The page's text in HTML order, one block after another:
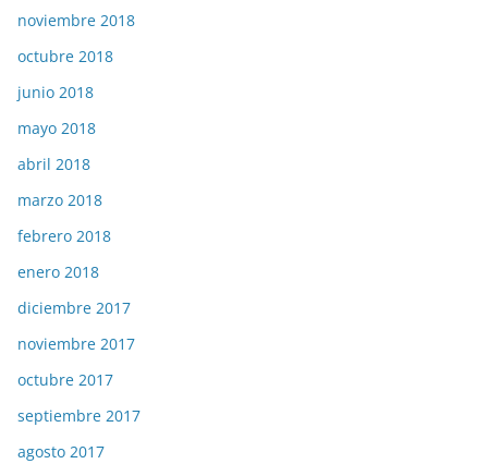
noviembre 2018
octubre 2018
junio 2018
mayo 2018
abril 2018
marzo 2018
febrero 2018
enero 2018
diciembre 2017
noviembre 2017
octubre 2017
septiembre 2017
agosto 2017